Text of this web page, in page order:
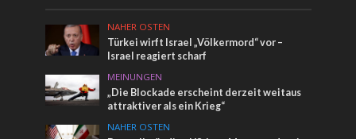
NAHER OSTEN
Türkei wirft Israel „Völkermord“ vor –
Israel reagiert scharf
MEINUNGEN
„Die Blockade erscheint derzeit weitaus
attraktiver als ein Krieg“
NAHER OSTEN